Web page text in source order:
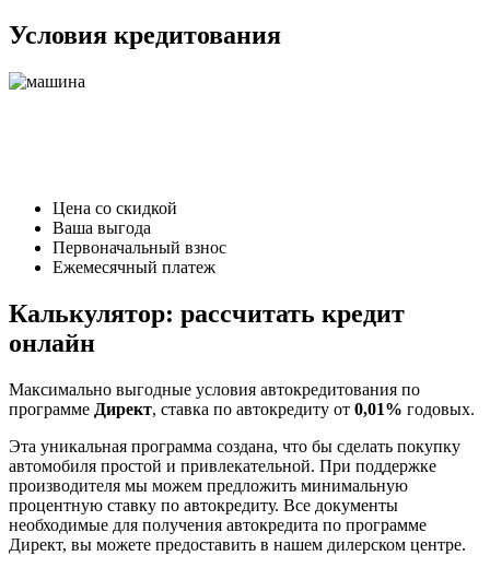
Условия кредитования
Цена со скидкой
Ваша выгода
Первоначальный взнос
Ежемесячный платеж
Калькулятор: рассчитать кредит
онлайн
Максимально выгодные условия автокредитования по
программе Директ, ставка по автокредиту от 0,01% годовых.
Эта уникальная программа создана, что бы сделать покупку
автомобиля простой и привлекательной. При поддержке
производителя мы можем предложить минимальную
процентную ставку по автокредиту. Все документы
необходимые для получения автокредита по программе
Директ, вы можете предоставить в нашем дилерском центре.